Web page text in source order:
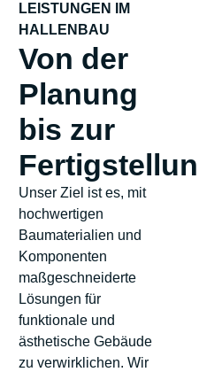
LEISTUNGEN IM
HALLENBAU
Von der
Planung
bis zur
Unser Ziel ist es, mit
hochwertigen
Baumaterialien und
Komponenten
maßgeschneiderte
Lösungen für
funktionale und
ästhetische Gebäude
zu verwirklichen. Wir